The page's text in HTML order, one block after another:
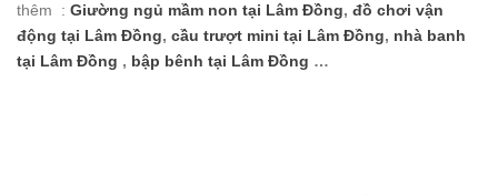
thêm : Giường ngủ mầm non tại Lâm Đồng, đồ chơi vận
động tại Lâm Đồng, cầu trượt mini tại Lâm Đồng, nhà banh
tại Lâm Đồng , bập bênh tại Lâm Đồng …